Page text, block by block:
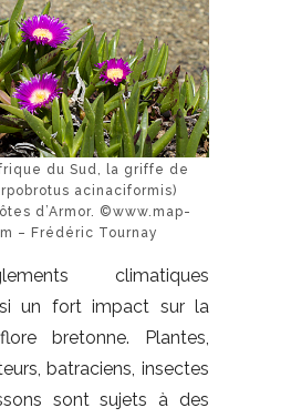
du Sud, la griffe de
acinaciformis)
d’Armor. ©www.map-
– Frédéric Tournay
climatiques
un fort impact sur la
bretonne. Plantes,
batraciens, insectes
sont sujets à des